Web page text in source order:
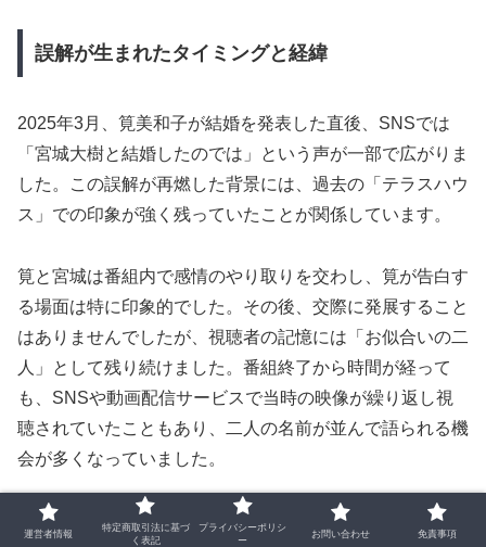
誤解が生まれたタイミングと経緯
2025年3月、筧美和子が結婚を発表した直後、SNSでは
「宮城大樹と結婚したのでは」という声が一部で広がりま
した。この誤解が再燃した背景には、過去の「テラスハウ
ス」での印象が強く残っていたことが関係しています。
筧と宮城は番組内で感情のやり取りを交わし、筧が告白す
る場面は特に印象的でした。その後、交際に発展すること
はありませんでしたが、視聴者の記憶には「お似合いの二
人」として残り続けました。番組終了から時間が経って
も、SNSや動画配信サービスで当時の映像が繰り返し視
聴されていたこともあり、二人の名前が並んで語られる機
会が多くなっていました。
筧の結婚相手がすぐに明かされなかったことも、誤解を助
運営者情報
特定商取引法に基づ
く表記
プライバシーポリシ
ー
お問い合わせ 免責事項